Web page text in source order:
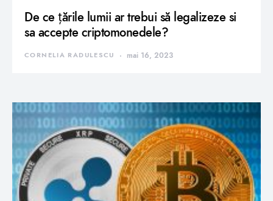
De ce țările lumii ar trebui să legalizeze si
sa accepte criptomonedele?
CORNELIA RADULESCU mai 16, 2023